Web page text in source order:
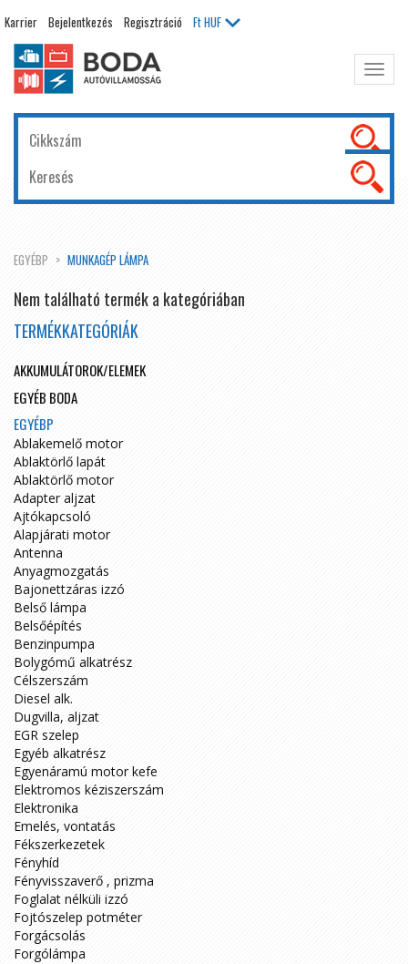
Karrier Bejelentkezés Regisztráció FtHUF
EGYÉBP MUNKAGÉP LÁMPA
Nem található termék a kategóriában
TERMÉKKATEGÓRIÁK
AKKUMULÁTOROK/ELEMEK
EGYÉB BODA
EGYÉBP
Ablakemelő motor
Ablaktörlő lapát
Ablaktörlő motor
Adapter aljzat
Ajtókapcsoló
Alapjárati motor
Antenna
Anyagmozgatás
Bajonettzáras izzó
Belső lámpa
Belsőépítés
Benzinpumpa
Bolygómű alkatrész
Célszerszám
Diesel alk.
Dugvilla, aljzat
EGR szelep
Egyéb alkatrész
Egyenáramú motor kefe
Elektromos kéziszerszám
Elektronika
Emelés, vontatás
Fékszerkezetek
Fényhíd
Fényvisszaverő , prizma
Foglalat nélküli izzó
Fojtószelep potméter
Forgácsolás
Forgólámpa